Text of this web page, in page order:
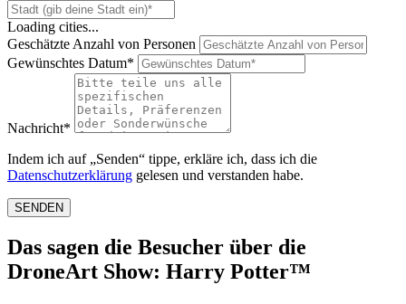
Loading cities...
Geschätzte Anzahl von Personen
Gewünschtes Datum*
Nachricht*
Indem ich auf „Senden“ tippe, erkläre ich, dass ich die
Datenschutzerklärung gelesen und verstanden habe.
SENDEN
Das sagen die Besucher über die
DroneArt Show: Harry Potter™